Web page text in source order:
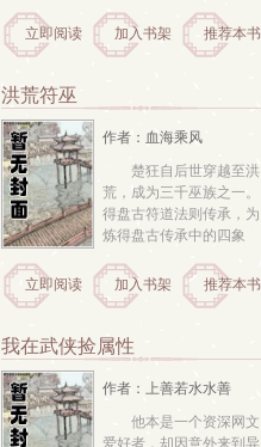
立即阅读 加入书架 推荐本书
洪荒符巫
作者：血海乘风
楚狂自后世穿越至洪
荒，成为三千巫族之一。
得盘古符道法则传承，为
炼得盘古传承中的四象
踏出巫族族地，踏入苍莽
杀戮的凶兽时代。乾坤未
立即阅读 加入书架 推荐本书
我在武侠捡属性
作者：上善若水水善
他本是一个资深网文
爱好者，却因意外来到异